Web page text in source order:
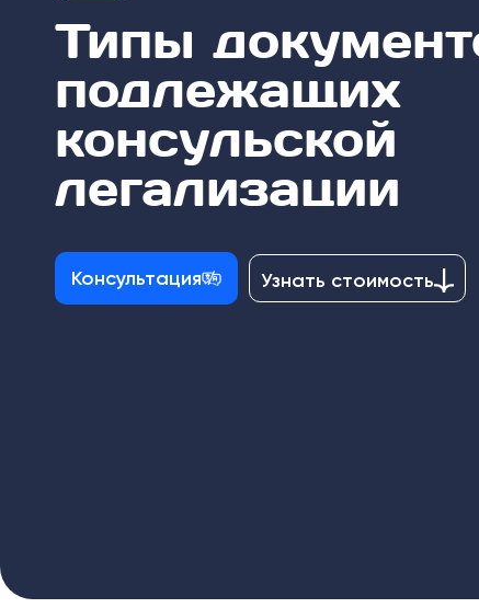
Типы
подлежащих
консульской
легализации
Консультация Узнать стоимость